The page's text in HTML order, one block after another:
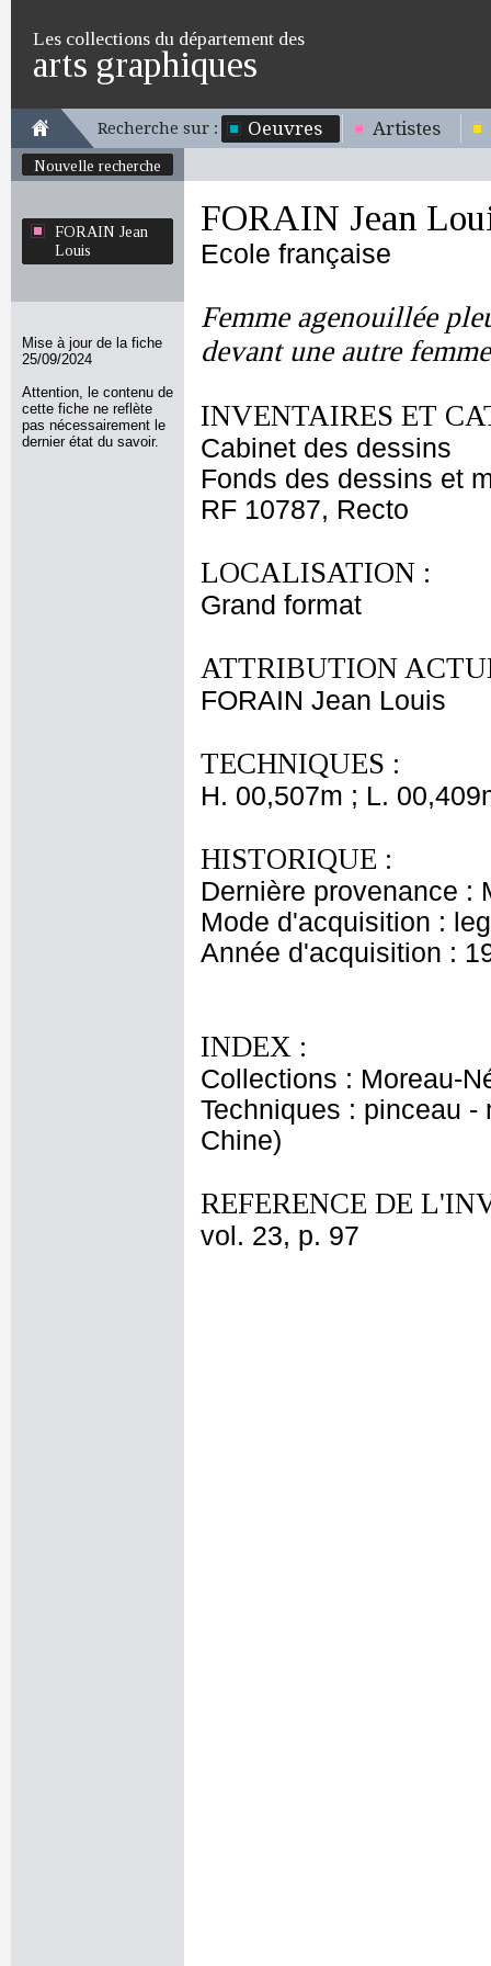
Les collections du département des
arts graphiques
Recherche sur : Oeuvres Artistes
Nouvelle recherche
FORAIN Jean
Louis
Mise à jour de la fiche
25/09/2024
Attention, le contenu de
cette fiche ne reflète
pas nécessairement le
dernier état du savoir.
FORAIN Jean
Ecole française
Femme agenouillée
devant une autre femme
INVENTAIRES ET
Cabinet des dessins
Fonds des dessins et
RF 10787, Recto
LOCALISATION :
Grand format
ATTRIBUTION
FORAIN Jean Louis
TECHNIQUES :
H. 00,507m ; L.
HISTORIQUE :
Dernière provenance :
Mode d'acquisition :
Année d'acquisition :
INDEX :
Collections : Moreau-
Techniques : pinceau
Chine)
REFERENCE DE
vol. 23, p. 97